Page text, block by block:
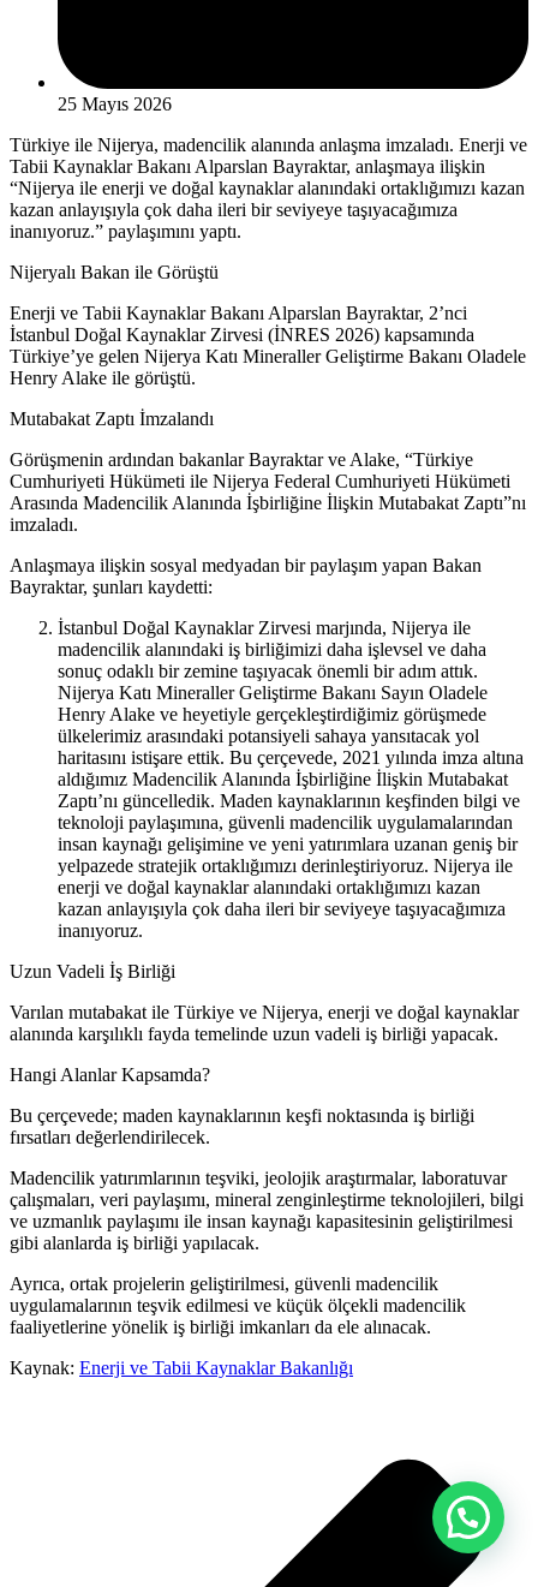
25 Mayıs 2026
Türkiye ile Nijerya, madencilik alanında anlaşma imzaladı. Enerji ve
Tabii Kaynaklar Bakanı Alparslan Bayraktar, anlaşmaya ilişkin
“Nijerya ile enerji ve doğal kaynaklar alanındaki ortaklığımızı kazan
kazan anlayışıyla çok daha ileri bir seviyeye taşıyacağımıza
inanıyoruz.” paylaşımını yaptı.
Nijeryalı Bakan ile Görüştü
Enerji ve Tabii Kaynaklar Bakanı Alparslan Bayraktar, 2’nci
İstanbul Doğal Kaynaklar Zirvesi (İNRES 2026) kapsamında
Türkiye’ye gelen Nijerya Katı Mineraller Geliştirme Bakanı Oladele
Henry Alake ile görüştü.
Mutabakat Zaptı İmzalandı
Görüşmenin ardından bakanlar Bayraktar ve Alake, “Türkiye
Cumhuriyeti Hükümeti ile Nijerya Federal Cumhuriyeti Hükümeti
Arasında Madencilik Alanında İşbirliğine İlişkin Mutabakat Zaptı”nı
imzaladı.
Anlaşmaya ilişkin sosyal medyadan bir paylaşım yapan Bakan
Bayraktar, şunları kaydetti:
İstanbul Doğal Kaynaklar Zirvesi marjında, Nijerya ile
madencilik alanındaki iş birliğimizi daha işlevsel ve daha
sonuç odaklı bir zemine taşıyacak önemli bir adım attık.
Nijerya Katı Mineraller Geliştirme Bakanı Sayın Oladele
Henry Alake ve heyetiyle gerçekleştirdiğimiz görüşmede
ülkelerimiz arasındaki potansiyeli sahaya yansıtacak yol
haritasını istişare ettik. Bu çerçevede, 2021 yılında imza altına
aldığımız Madencilik Alanında İşbirliğine İlişkin Mutabakat
Zaptı’nı güncelledik. Maden kaynaklarının keşfinden bilgi ve
teknoloji paylaşımına, güvenli madencilik uygulamalarından
insan kaynağı gelişimine ve yeni yatırımlara uzanan geniş bir
yelpazede stratejik ortaklığımızı derinleştiriyoruz. Nijerya ile
enerji ve doğal kaynaklar alanındaki ortaklığımızı kazan
kazan anlayışıyla çok daha ileri bir seviyeye taşıyacağımıza
inanıyoruz.
Uzun Vadeli İş Birliği
Varılan mutabakat ile Türkiye ve Nijerya, enerji ve doğal kaynaklar
alanında karşılıklı fayda temelinde uzun vadeli iş birliği yapacak.
Hangi Alanlar Kapsamda?
Bu çerçevede; maden kaynaklarının keşfi noktasında iş birliği
fırsatları değerlendirilecek.
Madencilik yatırımlarının teşviki, jeolojik araştırmalar, laboratuvar
çalışmaları, veri paylaşımı, mineral zenginleştirme teknolojileri, bilgi
ve uzmanlık paylaşımı ile insan kaynağı kapasitesinin geliştirilmesi
gibi alanlarda iş birliği yapılacak.
Ayrıca, ortak projelerin geliştirilmesi, güvenli madencilik
uygulamalarının teşvik edilmesi ve küçük ölçekli madencilik
faaliyetlerine yönelik iş birliği imkanları da ele alınacak.
Kaynak: Enerji ve Tabii Kaynaklar Bakanlığı